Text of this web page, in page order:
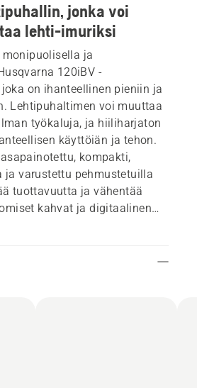
jonka voi
lehti-imuriksi
ja
120iBV -
on ihanteellinen pieniin ja
Lehtipuhaltimen voi muuttaa
työkaluja, ja hiiliharjaton
käyttöiän ja tehon.
kompakti,
ja varustettu pehmustetuilla
tuottavuutta ja vähentää
kahvat ja digitaalinen
X-järjestelmään, jonka